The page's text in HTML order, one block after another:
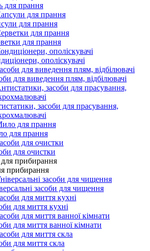
для прання
для прання
для прання
ополіскувачі
для виведення плям, відбілювачі
засоби для прасування,
для прання
для очистки
прибирання
засоби для чищення
для миття кухні
для миття ванної кімнати
для миття скла